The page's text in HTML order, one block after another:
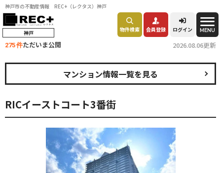
神戸市の不動産情報 REC+（レクタス）神戸
神戸 物件検索 会員登録 ログイン MENU
275 件ただいま公開 2026.08.06更新
RICイーストコート3番街
マンション情報一覧を見る